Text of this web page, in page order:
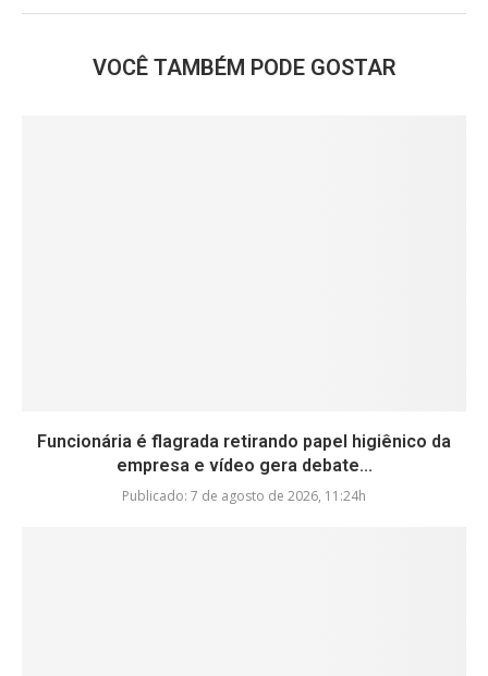
VOCÊ TAMBÉM PODE GOSTAR
Funcionária é flagrada retirando papel higiênico da
empresa e vídeo gera debate...
Publicado: 7 de agosto de 2026, 11:24h